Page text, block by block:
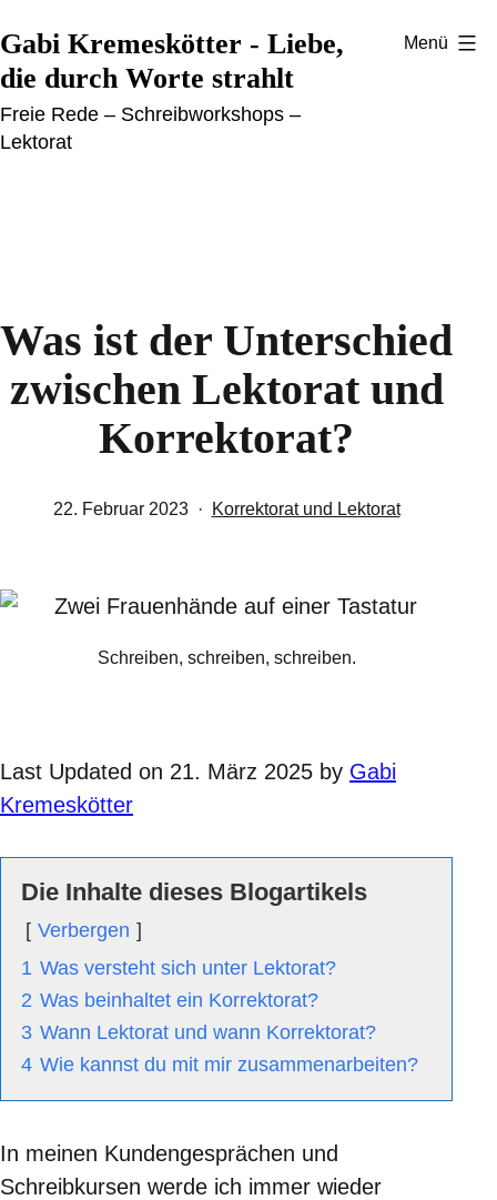
Inhalt
springen
Gabi Kremeskötter - Liebe,
die durch Worte strahlt
Freie Rede – Schreibworkshops –
Lektorat
Menü
Was ist der Unterschied
zwischen Lektorat und
Korrektorat?
Veröffentlicht
22. Februar 2023
Kategorisiert
Korrektorat und Lektorat
Schreiben, schreiben, schreiben.
Last Updated on 21. März 2025 by Gabi
Kremeskötter
Die Inhalte dieses Blogartikels
Verbergen
1 Was versteht sich unter Lektorat?
2 Was beinhaltet ein Korrektorat?
3 Wann Lektorat und wann Korrektorat?
4 Wie kannst du mit mir zusammenarbeiten?
In meinen Kundengesprächen und
Schreibkursen werde ich immer wieder